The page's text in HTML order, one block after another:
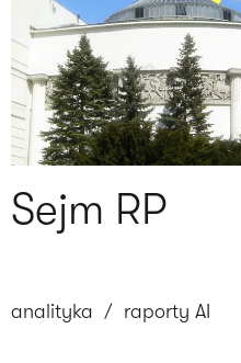
Sejm RP
analityka / raporty AI